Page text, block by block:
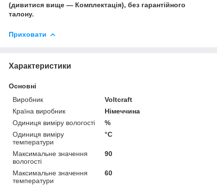
(дивитися вище — Комплектація), без гарантійного
талону.
Приховати
Характеристики
Основні
Виробник
Voltcraft
Країна виробник
Німеччина
Одиниця виміру вологості
%
Одиниця виміру
температури
°С
Максимальне значення
вологості
90
Максимальне значення
температури
60